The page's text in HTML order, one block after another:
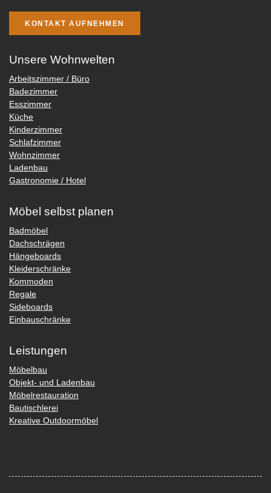
KONTAKT AUFNEHMEN
Unsere Wohnwelten
Arbeitszimmer / Büro
Badezimmer
Esszimmer
Küche
Kinderzimmer
Schlafzimmer
Wohnzimmer
Ladenbau
Gastronomie / Hotel
Möbel selbst planen
Badmöbel
Dachschrägen
Hängeboards
Kleiderschränke
Kommoden
Regale
Sideboards
Einbauschränke
Leistungen
Möbelbau
Objekt- und Ladenbau
Möbelrestauration
Bautischlerei
Kreative Outdoormöbel